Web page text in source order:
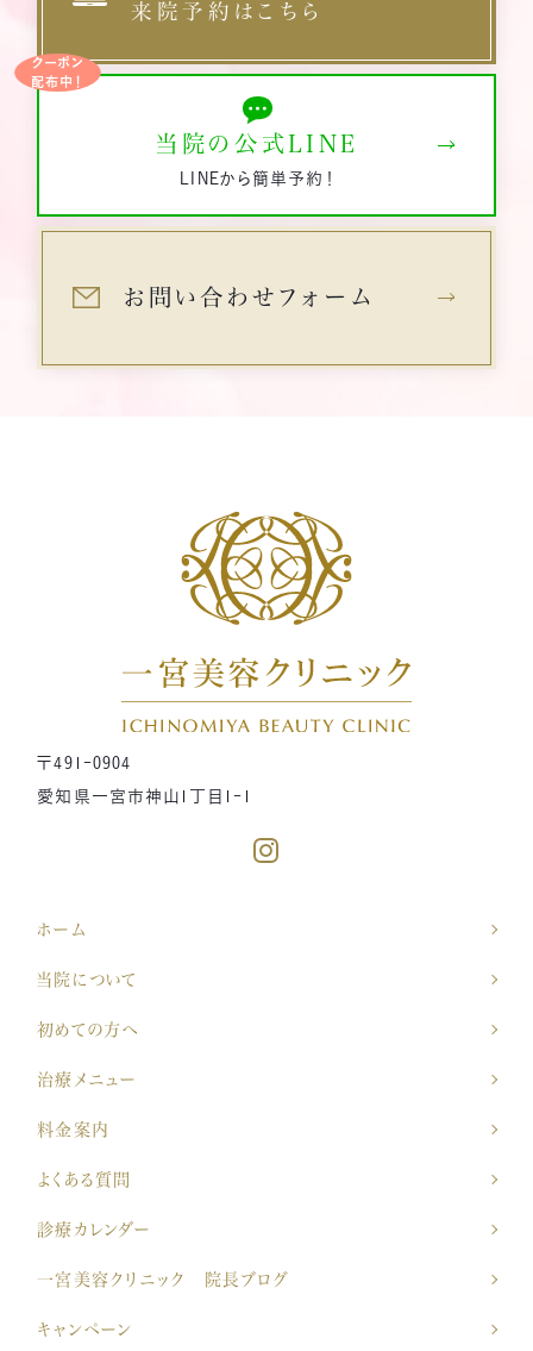
来院予約はこちら
クーポン
配布中！
当院の公式LINE
LINEから簡単予約！
お問い合わせフォーム
〒491-0904
愛知県一宮市神山1丁目1-1
ホーム
当院について
初めての方へ
治療メニュー
料金案内
よくある質問
診療カレンダー
一宮美容クリニック 院長ブログ
キャンペーン